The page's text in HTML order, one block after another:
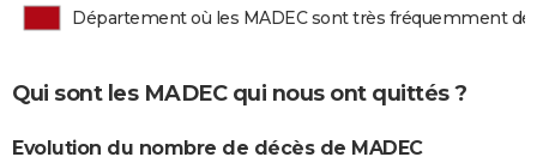
Département où les MADEC sont très fréquemment
Qui sont les MADEC qui nous ont quittés ?
Evolution du nombre de décès de MADEC